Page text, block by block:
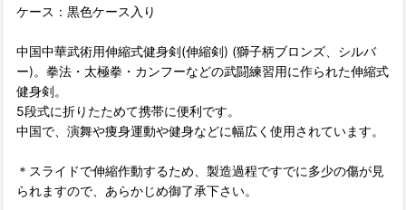
ケース：黒色ケース入り
中国中華武術用伸縮式健身剣(伸縮剣) (獅子柄ブロンズ、シルバ
ー)。拳法・太極拳・カンフーなどの武闘練習用に作られた伸縮式
健身剣。
5段式に折りたためて携帯に便利です。
中国で、演舞や痩身運動や健身などに幅広く使用されています。
＊スライドで伸縮作動するため、製造過程ですでに多少の傷が見
られますので、あらかじめ御了承下さい。